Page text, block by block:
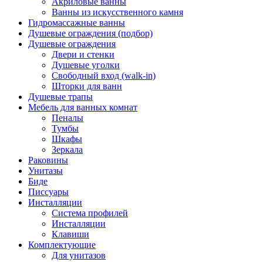
Ванны из искусственного камня
Гидромассажные ванны
Душевые ограждения (подбор)
Душевые ограждения
Двери и стенки
Душевые уголки
Свободный вход (walk-in)
Шторки для ванн
Душевые трапы
Мебель для ванных комнат
Пеналы
Тумбы
Шкафы
Зеркала
Раковины
Унитазы
Биде
Писсуары
Инсталляции
Система профилей
Инсталляции
Клавиши
Комплектующие
Для унитазов